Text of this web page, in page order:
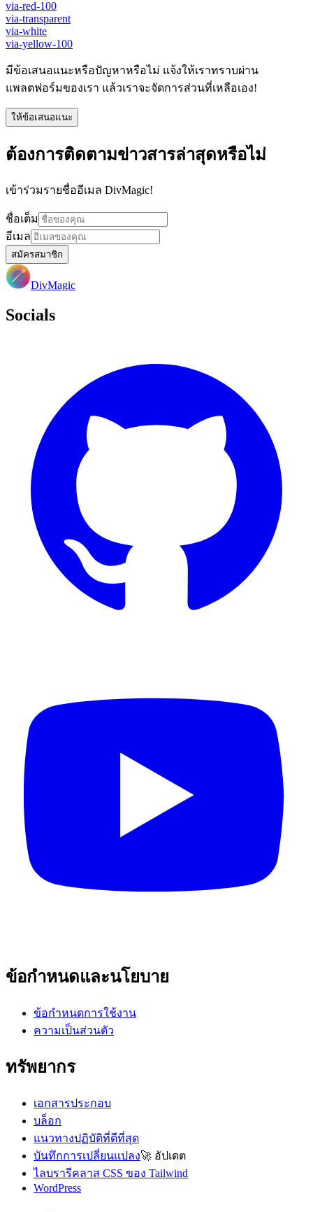
via-red-100
via-transparent
via-white
via-yellow-100
มีข้อเสนอแนะหรือปัญหาหรือไม่ แจ้งให้เราทราบผ่าน
แพลตฟอร์มของเรา แล้วเราจะจัดการส่วนที่เหลือเอง!
ให้ข้อเสนอแนะ
ต้องการติดตามข่าวสารล่าสุดหรือไม่
เข้าร่วมรายชื่ออีเมล DivMagic!
ชื่อเต็ม
อีเมล
สมัครสมาชิก
DivMagic
Socials
ข้อกำหนดและนโยบาย
ข้อกำหนดการใช้งาน
ความเป็นส่วนตัว
ทรัพยากร
เอกสารประกอบ
บล็อก
แนวทางปฏิบัติที่ดีที่สุด
บันทึกการเปลี่ยนแปลง🚀 อัปเดต
ไลบรารีคลาส CSS ของ Tailwind
WordPress